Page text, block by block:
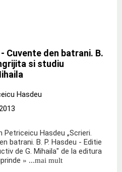
Cuvente den batrani. B.
si studiu
Hasdeu
Hasdeu „Scrieri.
batrani. B. P. Hasdeu - Editie
de G. Mihaila" de la editura
» ...mai mult